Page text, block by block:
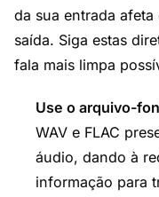
da sua entrada
saída. Siga estas
fala mais limpa
Use o arquivo-
WAV e FLAC
áudio, dando à
informação para